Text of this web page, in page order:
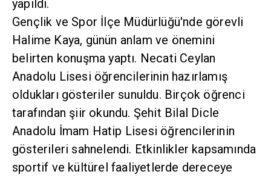
yapıldı.
Gençlik ve Spor İlçe Müdürlüğü'nde görevli
Halime Kaya, günün anlam ve önemini
belirten konuşma yaptı. Necati Ceylan
Anadolu Lisesi öğrencilerinin hazırlamış
oldukları gösteriler sunuldu. Birçok öğrenci
tarafından şiir okundu. Şehit Bilal Dicle
Anadolu İmam Hatip Lisesi öğrencilerinin
gösterileri sahnelendi. Etkinlikler kapsamında
sportif ve kültürel faaliyetlerde dereceye